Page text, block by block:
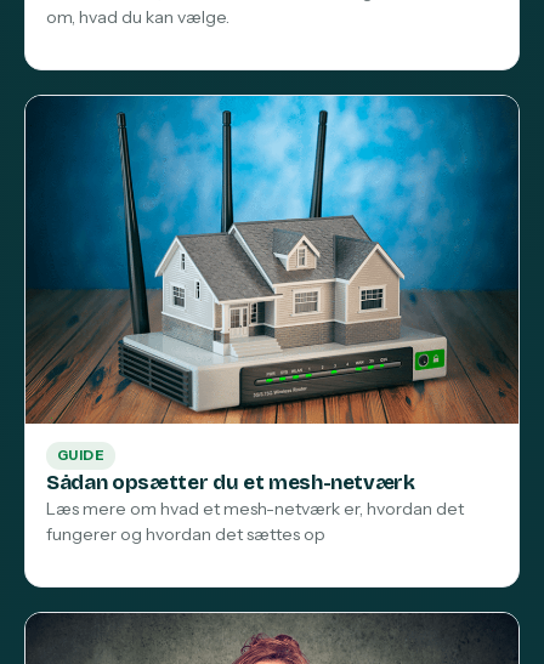
om, hvad du kan vælge.
GUIDE
Sådan opsætter du et mesh-netværk
Læs mere om hvad et mesh-netværk er, hvordan det
fungerer og hvordan det sættes op